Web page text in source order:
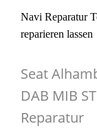
Navi Reparatur
reparieren lassen
Seat
DAB MIB
Reparatur